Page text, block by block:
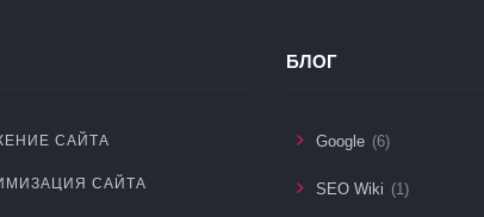
САЙТА
САЙТА
БЛОГ
Google (6)
SEO Wiki (1)